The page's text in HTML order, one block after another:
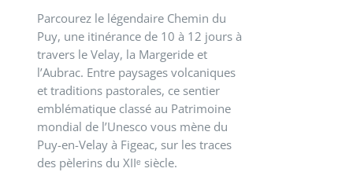
Parcourez le légendaire Chemin du
Puy, une itinérance de 10 à 12 jours à
travers le Velay, la Margeride et
l’Aubrac. Entre paysages volcaniques
et traditions pastorales, ce sentier
emblématique classé au Patrimoine
mondial de l’Unesco vous mène du
Puy-en-Velay à Figeac, sur les traces
des pèlerins du XIIᵉ siècle.